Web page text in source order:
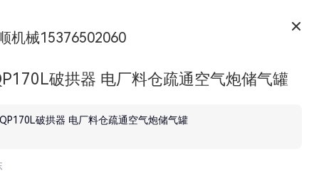
机械15376502060
破拱器 电厂料仓疏通空气炮储气罐
破拱器 电厂料仓疏通空气炮储气罐